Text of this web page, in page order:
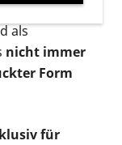
Variante
als
nicht immer
Form
für